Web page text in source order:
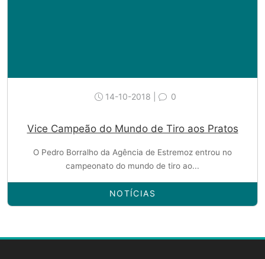
14-10-2018 | 0
Vice Campeão do Mundo de Tiro aos Pratos
O Pedro Borralho da Agência de Estremoz entrou no
campeonato do mundo de tiro ao...
NOTÍCIAS